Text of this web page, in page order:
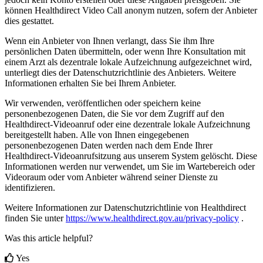
können Healthdirect Video Call anonym nutzen, sofern der Anbieter
dies gestattet.
Wenn ein Anbieter von Ihnen verlangt, dass Sie ihm Ihre
persönlichen Daten übermitteln, oder wenn Ihre Konsultation mit
einem Arzt als dezentrale lokale Aufzeichnung aufgezeichnet wird,
unterliegt dies der Datenschutzrichtlinie des Anbieters. Weitere
Informationen erhalten Sie bei Ihrem Anbieter.
Wir verwenden, veröffentlichen oder speichern keine
personenbezogenen Daten, die Sie vor dem Zugriff auf den
Healthdirect-Videoanruf oder eine dezentrale lokale Aufzeichnung
bereitgestellt haben. Alle von Ihnen eingegebenen
personenbezogenen Daten werden nach dem Ende Ihrer
Healthdirect-Videoanrufsitzung aus unserem System gelöscht. Diese
Informationen werden nur verwendet, um Sie im Wartebereich oder
Videoraum oder vom Anbieter während seiner Dienste zu
identifizieren.
Weitere Informationen zur Datenschutzrichtlinie von Healthdirect
finden Sie unter https://www.healthdirect.gov.au/privacy-policy .
Was this article helpful?
Yes